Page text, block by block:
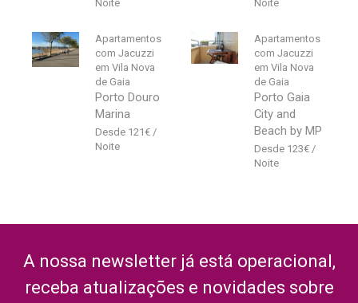
Apartamentos
com Jacuzzi
em Vila Nova
de Gaia
Porto Douro
Marina
121€
Apartamentos
com Jacuzzi
em Vila Nova
de Gaia
Porto Gaia
City and
Beach by MP
123€
A nossa newsletter já está operacional,
receba atualizações e novidades sobre